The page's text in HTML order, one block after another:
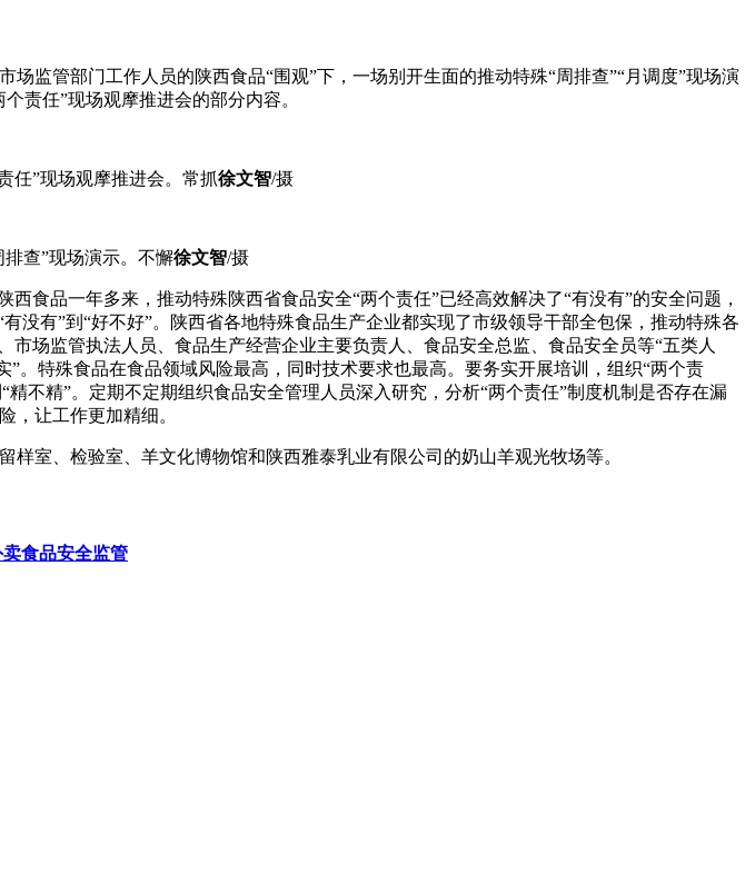
场监管部门工作人员的陕西食品“围观”下，一场别开生面的推动特殊“周排查”“月调度”现场演
责任”现场观摩推进会的部分内容。
任”现场观摩推进会。常抓徐文智/摄
查”现场演示。不懈徐文智/摄
食品一年多来，推动特殊陕西省食品安全“两个责任”已经高效解决了“有没有”的安全问题，
没有”到“好不好”。陕西省各地特殊食品生产企业都实现了市级领导干部全包保，推动特殊各
场监管执法人员、食品生产经营企业主要负责人、食品安全总监、食品安全员等“五类人
。特殊食品在食品领域风险最高，同时技术要求也最高。要务实开展培训，组织“两个责
不精”。定期不定期组织食品安全管理人员深入研究，分析“两个责任”制度机制是否存在漏
，让工作更加精细。
室、检验室、羊文化博物馆和陕西雅泰乳业有限公司的奶山羊观光牧场等。
食品安全监管